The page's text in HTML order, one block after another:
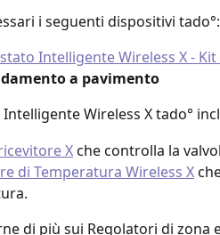
i seguenti dispositivi tado°:
Intelligente Wireless X - Kit
a pavimento
Wireless X tado°
X che controlla la
di Temperatura Wireless X
di più sui Regolatori di